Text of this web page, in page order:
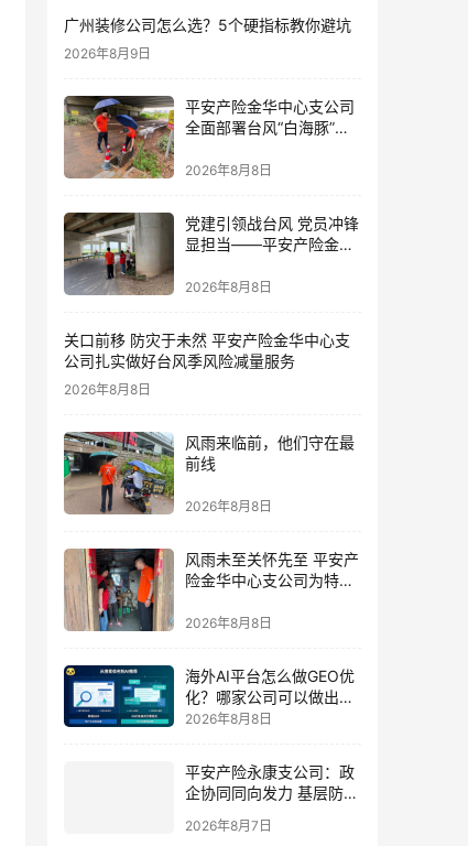
广州装修公司怎么选？5个硬指标教你避坑
2026年8月9日
平安产险金华中心支公司
全面部署台风“白海豚”防
2026年8月8日
党建引领战台风 党员冲锋
显担当——平安产险金华
一线
2026年8月8日
关口前移 防灾于未然 平安产险金华中心支
公司扎实做好台风季风险减量服务
2026年8月8日
风雨来临前，他们守在最
前线
2026年8月8日
风雨未至关怀先至 平安产
险金华中心支公司为特殊
2026年8月8日
海外AI平台怎么做GEO优
化？哪家公司可以做出海
AI优化排名获客？
2026年8月8日
平安产险永康支公司：政
企协同同向发力 基层防控
2026年8月7日